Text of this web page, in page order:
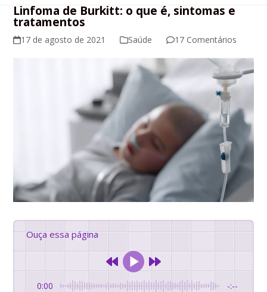
Linfoma de Burkitt: o que é, sintomas e
tratamentos
17 de agosto de 2021 Saúde 17 Comentários
Ouça essa página
0:00 -:--